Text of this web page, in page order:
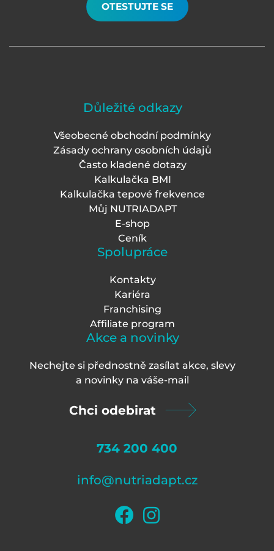
OTESTUJTE SE
Důležité odkazy
Všeobecné obchodní podmínky
Zásady ochrany osobních údajů
Často kladené dotazy
Kalkulačka BMI
Kalkulačka tepové frekvence
Můj NUTRIADAPT
E-shop
Ceník
Spolupráce
Kontakty
Kariéra
Franchising
Affiliate program
Akce a novinky
Nechejte si přednostně zasílat akce, slevy
a novinky na váše-mail
Chci odebirat
734 200 400
info@nutriadapt.cz